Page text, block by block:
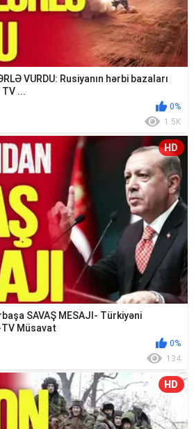
VURDU: Rusiyanın hərbi bazaları
TV ...
0%
1.5K
HD
SAVAŞ MESAJI- Türkiyəni
Müsavat
0%
134
HD